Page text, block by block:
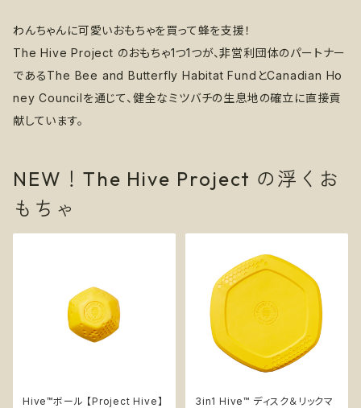
わんちゃんに可愛いおもちゃを買って蜂を支援！
The Hive Project のおもちゃ1つ1つが、非営利団体のパートナー
であるThe Bee and Butterfly Habitat FundとCanadian Ho
ney Councilを通じて、健全なミツバチの生息地の確立に直接貢
献しています。
NEW！The Hive Project の浮くお
もちゃ
Hive™ボール 【Project Hive】
3in1 Hive™ ディスク＆リックマ